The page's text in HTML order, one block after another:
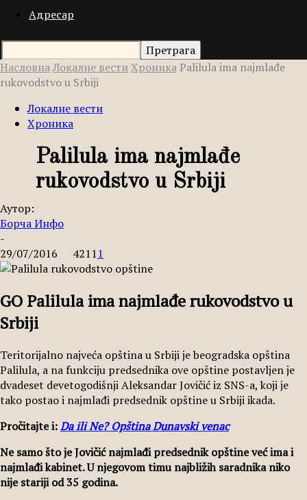
Адресар
НасловнаЛокалне вестиХроника Palilula ima najmlаđe
rukovodstvo u Srbiji
Локалне вести
Хроника
Palilula ima najmlаđe
rukovodstvo u Srbiji
Аутор:
Борча Инфо
-
29/07/2016
42111
GO Palilula ima najmlađe rukovodstvo u
Srbiji
Teritorijalno najveća opština u Srbiji je beogradska opština
Palilula, a na funkciju predsednika ove opštine postavljen je
dvadeset devetogodišnji Aleksandar Jovičić iz SNS-a, koji je
tako postao i najmlađi predsednik opštine u Srbiji ikada.
Pročitajte i:Da ili Ne? Opština Dunavski venac
Ne samo što je Jovičić najmlađi predsednik opštine već ima i
najmlađi kabinet. U njegovom timu najbližih saradnika niko
nije stariji od 35 godina.